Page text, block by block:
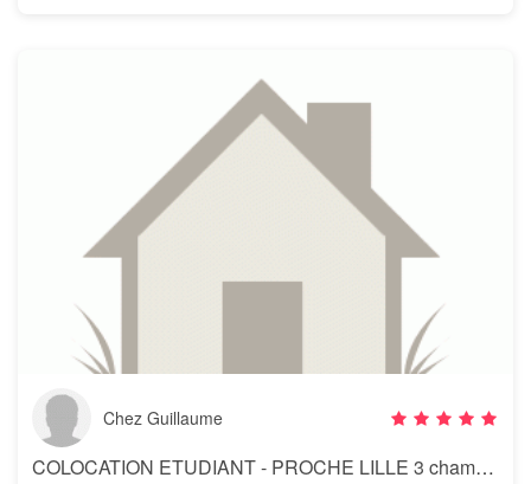
Chez Guillaume
COLOCATION ETUDIANT - PROCHE LILLE 3 chambres meublées à Wattignies